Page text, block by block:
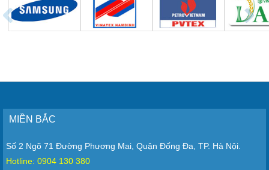
MIỀN BẮC
Số 2 Ngõ 71 Đường Phương Mai, Quận Đống Đa, TP. Hà Nội.
Hotline: 0904 130 380